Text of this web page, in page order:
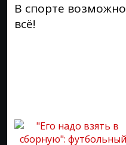
В спорте возможно
всё!